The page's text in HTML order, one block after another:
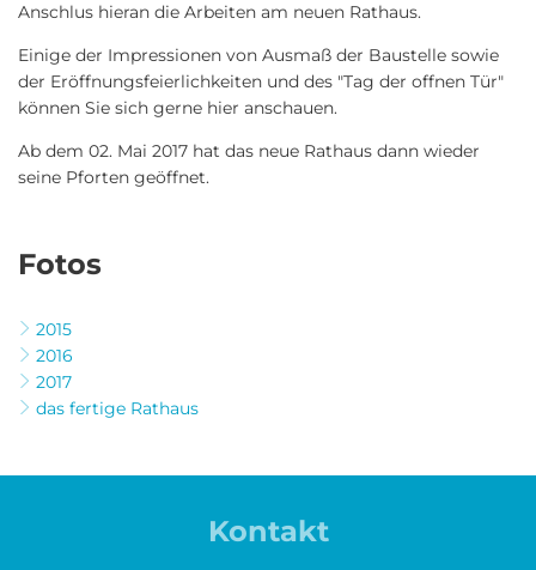
Anschlus hieran die Arbeiten am neuen Rathaus.
Einige der Impressionen von Ausmaß der Baustelle sowie
der Eröffnungsfeierlichkeiten und des "Tag der offnen Tür"
können Sie sich gerne hier anschauen.
Ab dem 02. Mai 2017 hat das neue Rathaus dann wieder
seine Pforten geöffnet.
Fotos
2015
2016
2017
das fertige Rathaus
Kontakt